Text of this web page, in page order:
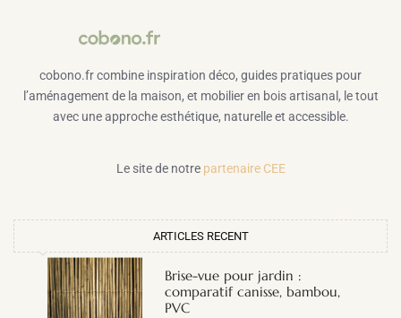
cobono.fr combine inspiration déco, guides pratiques pour
l’aménagement de la maison, et mobilier en bois artisanal, le tout
avec une approche esthétique, naturelle et accessible.
Le site de notre partenaire CEE
ARTICLES RECENT
Brise-vue pour jardin :
comparatif canisse, bambou,
PVC